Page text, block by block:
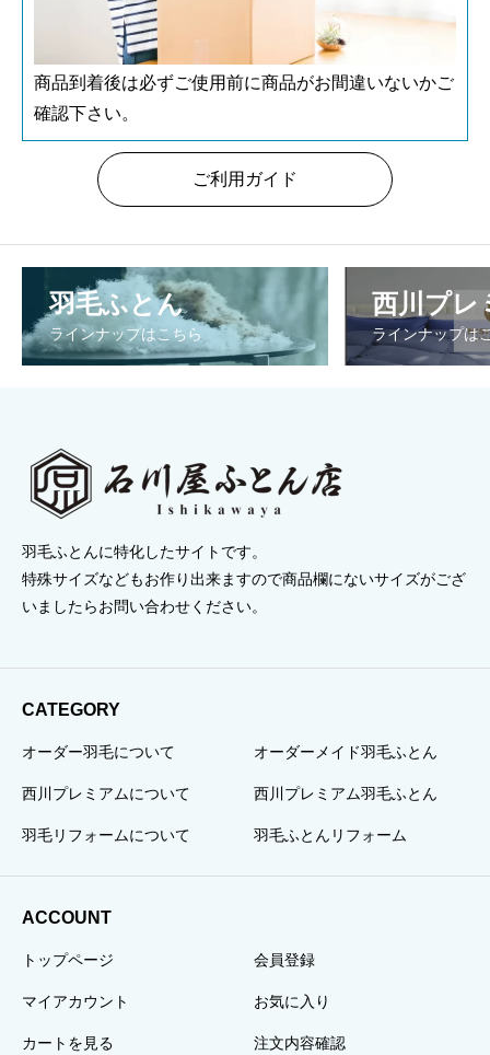
商品到着後は必ずご使用前に商品がお間違いないかご
確認下さい。
ご利用ガイド
羽毛ふとん
ラインナップはこちら
西川プレ
ラインナップは
羽毛ふとんに特化したサイトです。
特殊サイズなどもお作り出来ますので商品欄にないサイズがござ
いましたらお問い合わせください。
CATEGORY
オーダー羽毛について オーダーメイド羽毛ふとん
西川プレミアムについて 西川プレミアム羽毛ふとん
羽毛リフォームについて 羽毛ふとんリフォーム
ACCOUNT
トップページ 会員登録
マイアカウント お気に入り
カートを見る 注文内容確認